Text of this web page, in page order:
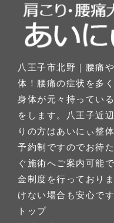
八王子市北野｜腰痛
体！腰痛の症状を多
身体が元々持ってい
をします。八王子近
りの方はあいにぃ整
予約制ですのでお待
ぐ施術へご案内可能
金制度を行っており
けない場合も安心です
トップ